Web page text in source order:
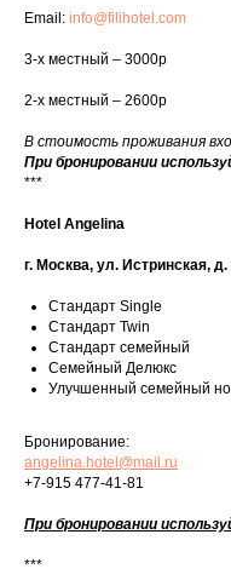
Email: info@filihotel.com
3-х местный – 3000р
2-х местный – 2600р
В стоимость проживания
При бронировании
***
Hotel Angelina
г. Москва, ул. Истринская, д.
Стандарт Single
Стандарт Twin
Стандарт семейный
Семейный Делюкс
Улучшенный семейный
Бронирование:
angelina.hotel@mail.ru
+7-915 477-41-81
При бронировании
***